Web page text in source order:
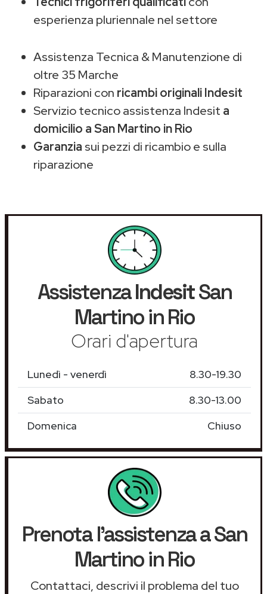
esperienza pluriennale nel settore
Assistenza Tecnica & Manutenzione di
oltre 35 Marche
Riparazioni con ricambi originali Indesit
Servizio tecnico assistenza Indesit a
domicilio a San Martino in Rio
Garanzia sui pezzi di ricambio e sulla
riparazione
AssistenzaIndesitSan
Martino in Rio
Orari d'apertura
Lunedì - venerdì
8.30-19.30
Sabato
8.30-13.00
Domenica
Chiuso
Prenota l'assistenza a San
Martino in Rio
Contattaci, descrivi il problema del tuo